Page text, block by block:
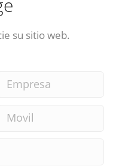
su sitio web.